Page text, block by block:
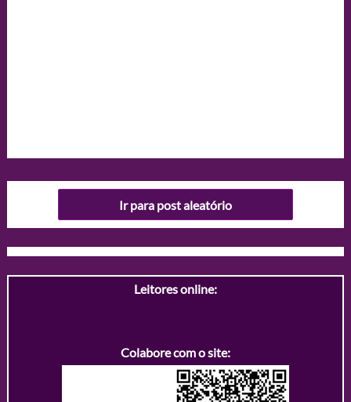
Ir para post aleatório
Leitores online:
Colabore com o site: